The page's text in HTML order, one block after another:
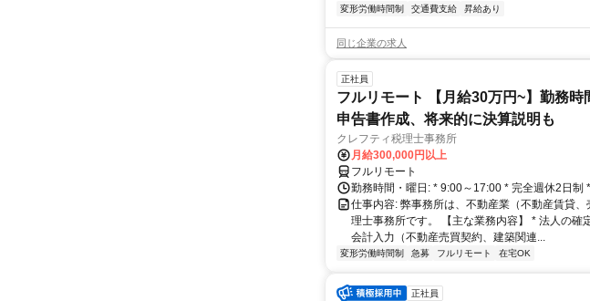
変形労働時間制 交通費支給 昇給あり
同じ企業の求人
正社員
フルリモート 【月給30万円~】勤務
申告書作成、将来的に決算説明も
クレフティ税理士事務所
月給300,000円以上
フルリモート
勤務時間・曜日: * 9:00～17:00 * 完全週休2日制
仕事内容: 弊事務所は、不動産業（不動産賃貸
理士事務所です。 【主な業務内容】 * 法人の確
会計入力（不動産売買契約、建築関連...
変形労働時間制 急募 フルリモート 在宅OK
正社員